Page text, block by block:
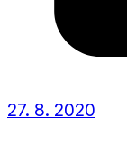
27. 8. 2020